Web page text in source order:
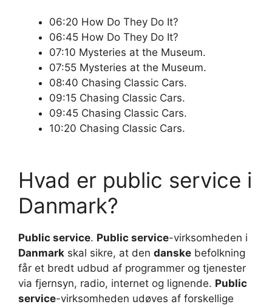
06:20 How Do They Do It?
06:45 How Do They Do It?
07:10 Mysteries at the Museum.
07:55 Mysteries at the Museum.
08:40 Chasing Classic Cars.
09:15 Chasing Classic Cars.
09:45 Chasing Classic Cars.
10:20 Chasing Classic Cars.
Hvad er public service i
Danmark?
Public service. Public service-virksomheden i
Danmark skal sikre, at den danske befolkning
får et bredt udbud af programmer og tjenester
via fjernsyn, radio, internet og lignende. Public
service-virksomheden udøves af forskellige